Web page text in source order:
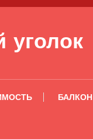
уголок
БАЛКОН